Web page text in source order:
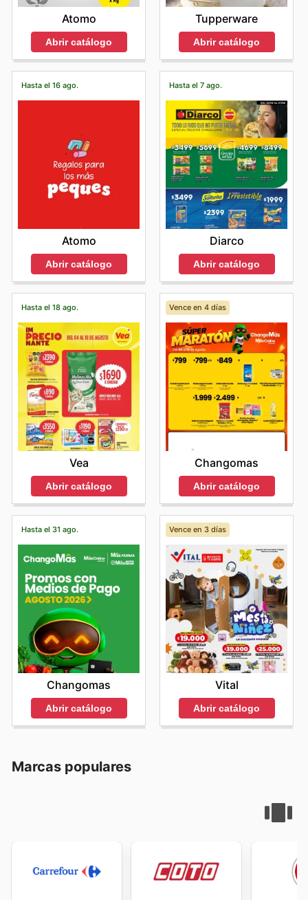
Atomo
Abrir catálogo
Tupperware
Abrir catálogo
Hasta el 16 ago.
Atomo
Abrir catálogo
Hasta el 7 ago.
Diarco
Abrir catálogo
Hasta el 18 ago.
Vea
Abrir catálogo
Vence en 4 días
Changomas
Abrir catálogo
Hasta el 31 ago.
Changomas
Abrir catálogo
Vence en 3 días
Vital
Abrir catálogo
Marcas populares